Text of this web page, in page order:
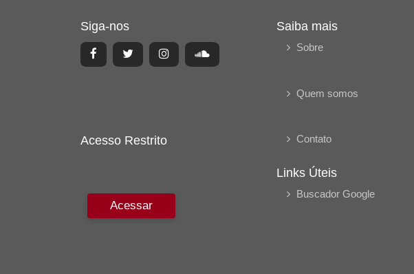
Siga-nos
Acesso Restrito
Acessar
Saiba mais
Sobre
Quem somos
Contato
Links Úteis
Buscador Google